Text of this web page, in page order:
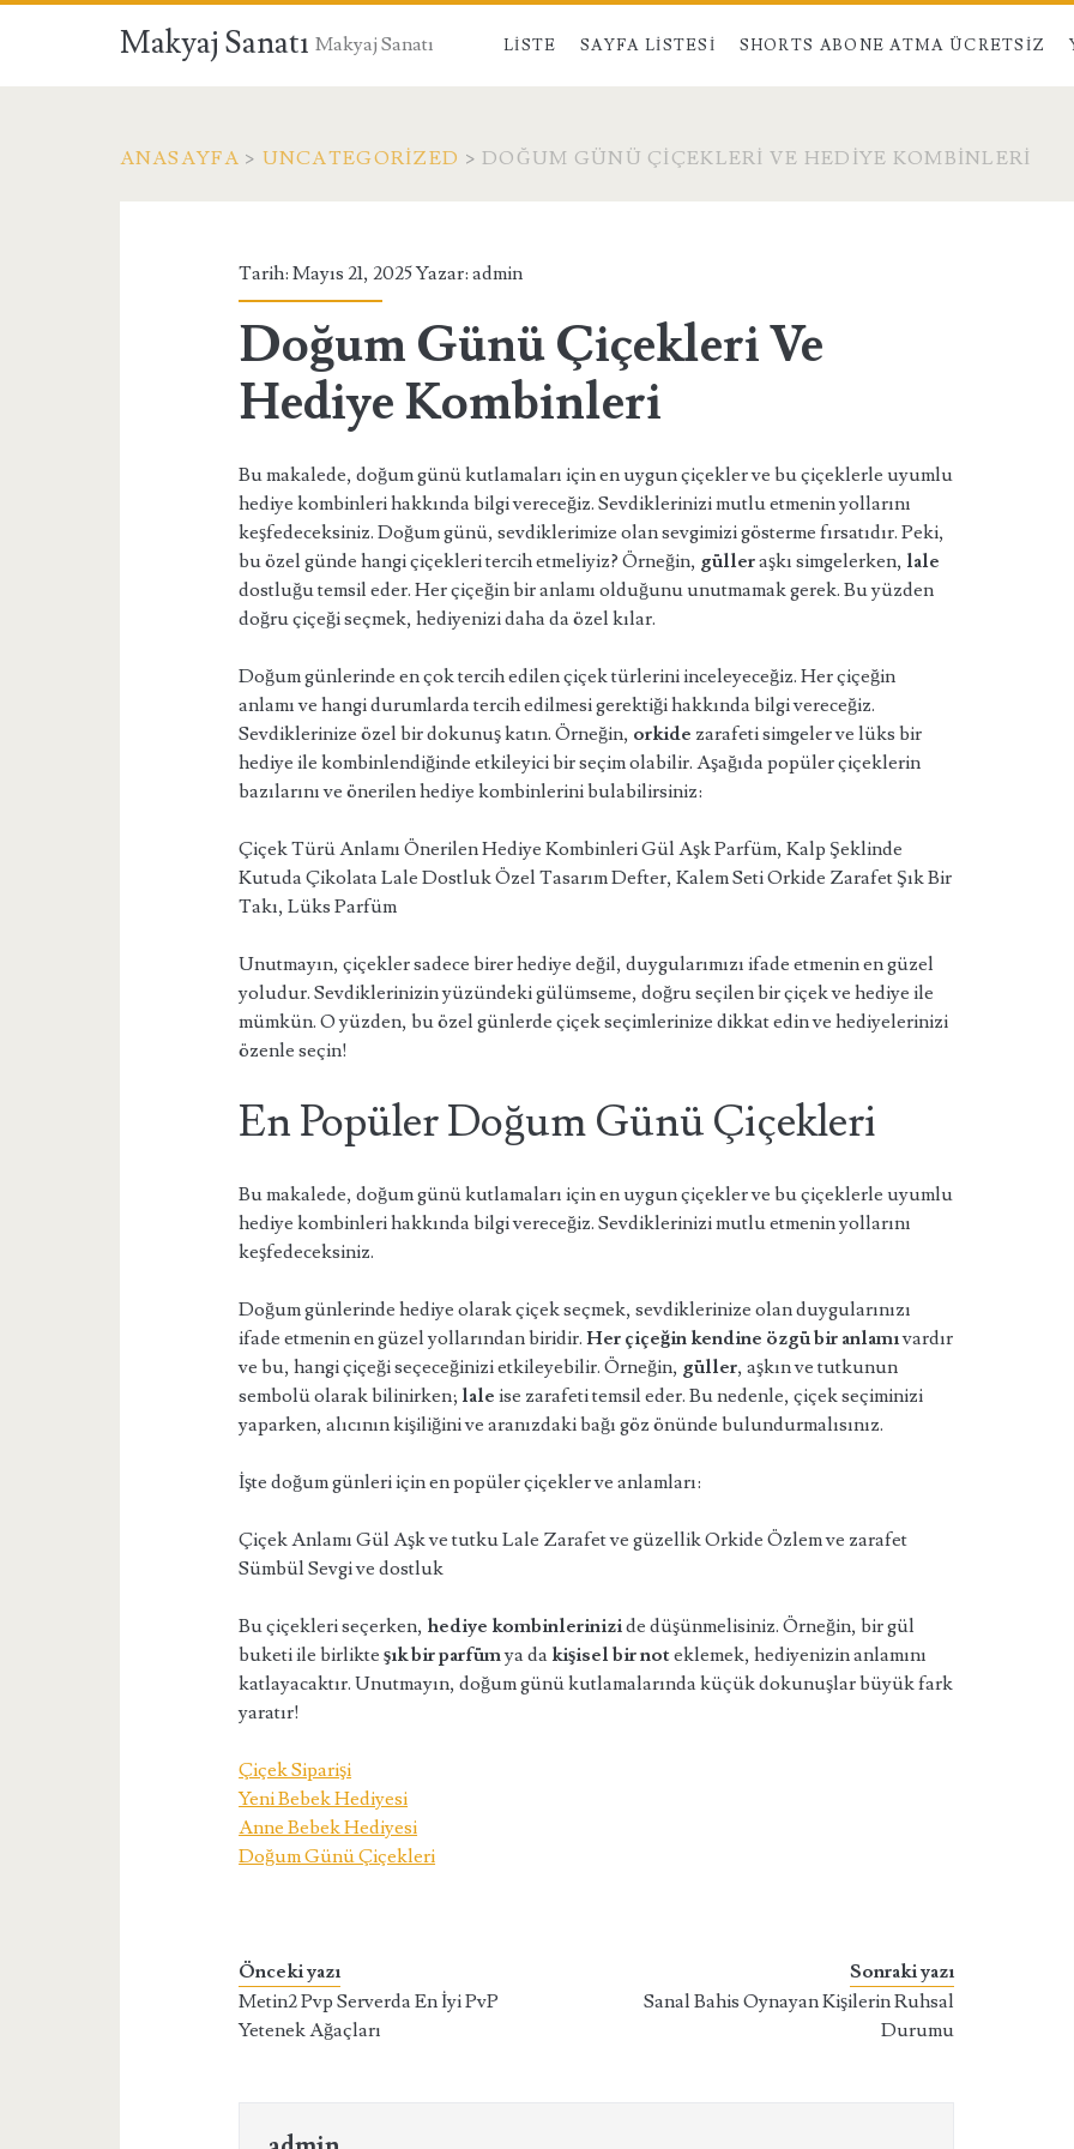
Makyaj Sanatı Makyaj Sanatı LISTE SAYFA LISTESI SHORTS ABONE ATMA ÜCRETSIZ
ANASAYFA > UNCATEGORIZED >DOĞUM GÜNÜ ÇIÇEKLERI VE HEDIYE KOMBINLERI
Tarih: Mayıs 21, 2025 Yazar:admin
Doğum Günü Çiçekleri Ve
Hediye Kombinleri
Bu makalede, doğum günü kutlamaları için en uygun çiçekler ve bu çiçeklerle uyumlu
hediye kombinleri hakkında bilgi vereceğiz. Sevdiklerinizi mutlu etmenin yollarını
keşfedeceksiniz. Doğum günü, sevdiklerimize olan sevgimizi gösterme fırsatıdır. Peki,
bu özel günde hangi çiçekleri tercih etmeliyiz? Örneğin, gülleraşkı simgelerken, lale
dostluğu temsil eder. Her çiçeğin bir anlamı olduğunu unutmamak gerek. Bu yüzden
doğru çiçeği seçmek, hediyenizi daha da özel kılar.
Doğum günlerinde en çok tercih edilen çiçek türlerini inceleyeceğiz. Her çiçeğin
anlamı ve hangi durumlarda tercih edilmesi gerektiği hakkında bilgi vereceğiz.
Sevdiklerinize özel bir dokunuş katın. Örneğin, orkide zarafeti simgeler ve lüks bir
hediye ile kombinlendiğinde etkileyici bir seçim olabilir. Aşağıda popüler çiçeklerin
bazılarını ve önerilen hediye kombinlerini bulabilirsiniz:
Çiçek Türü Anlamı Önerilen Hediye Kombinleri Gül Aşk Parfüm, Kalp Şeklinde
Kutuda Çikolata Lale Dostluk Özel Tasarım Defter, Kalem Seti Orkide Zarafet Şık Bir
Takı, Lüks Parfüm
Unutmayın, çiçekler sadece birer hediye değil, duygularımızı ifade etmenin en güzel
yoludur. Sevdiklerinizin yüzündeki gülümseme, doğru seçilen bir çiçek ve hediye ile
mümkün. O yüzden, bu özel günlerde çiçek seçimlerinize dikkat edin ve hediyelerinizi
özenle seçin!
En Popüler Doğum Günü Çiçekleri
Bu makalede, doğum günü kutlamaları için en uygun çiçekler ve bu çiçeklerle uyumlu
hediye kombinleri hakkında bilgi vereceğiz. Sevdiklerinizi mutlu etmenin yollarını
keşfedeceksiniz.
Doğum günlerinde hediye olarak çiçek seçmek, sevdiklerinize olan duygularınızı
ifade etmenin en güzel yollarından biridir.Her çiçeğin kendine özgü bir anlamıvardır
ve bu, hangi çiçeği seçeceğinizi etkileyebilir. Örneğin, güller, aşkın ve tutkunun
sembolü olarak bilinirken; lale ise zarafeti temsil eder. Bu nedenle, çiçek seçiminizi
yaparken, alıcının kişiliğini ve aranızdaki bağı göz önünde bulundurmalısınız.
İşte doğum günleri için en popüler çiçekler ve anlamları:
Çiçek Anlamı Gül Aşk ve tutku Lale Zarafet ve güzellik Orkide Özlem ve zarafet
Sümbül Sevgi ve dostluk
Bu çiçekleri seçerken, hediye kombinlerinizide düşünmelisiniz. Örneğin, bir gül
buketi ile birlikteşık bir parfümya da kişisel bir noteklemek, hediyenizin anlamını
katlayacaktır. Unutmayın, doğum günü kutlamalarında küçük dokunuşlar büyük fark
yaratır!
Çiçek Siparişi
Yeni Bebek Hediyesi
Anne Bebek Hediyesi
Doğum Günü Çiçekleri
Önceki yazı
Metin2 Pvp Serverda En İyi PvP
Yetenek Ağaçları
Sonraki yazı
Sanal Bahis Oynayan Kişilerin Ruhsal
Durumu